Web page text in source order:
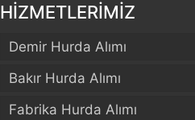
HİZMETLERİMİZ
Demir Hurda Alımı
Bakır Hurda Alımı
Fabrika Hurda Alımı